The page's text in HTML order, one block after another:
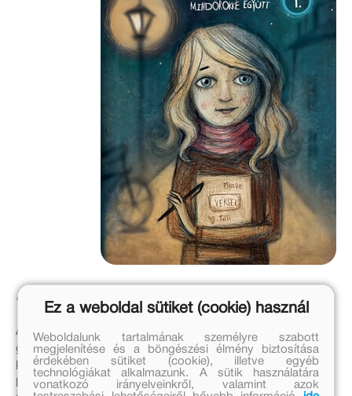
Mindörökké együtt
A szerzőről: A holland és egyben a kortárs nemzetközi
gyermekirodalom 73 esztendős nagyágyúja, aki eddig
közel 50 könyvet jegyez: a neve önálló fejezet bármelyik
lexikonban, amely a mindenkori gyermekirodalom
Ez a weboldal sütiket (cookie) használ
Weboldalunk tartalmának személyre szabott
megjelenítése és a böngészési élmény biztosítása
érdekében sütiket (cookie), illetve egyéb
technológiákat alkalmazunk. A sütik használatára
vonatkozó irányelveinkről, valamint azok